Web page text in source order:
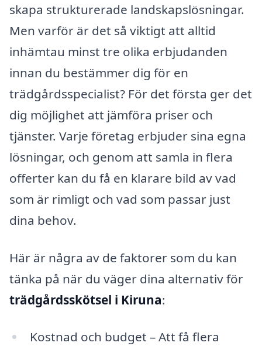
skapa strukturerade landskapslösningar.
Men varför är det så viktigt att alltid
inhämtau minst tre olika erbjudanden
innan du bestämmer dig för en
trädgårdsspecialist? För det första ger det
dig möjlighet att jämföra priser och
tjänster. Varje företag erbjuder sina egna
lösningar, och genom att samla in flera
offerter kan du få en klarare bild av vad
som är rimligt och vad som passar just
dina behov.
Här är några av de faktorer som du kan
tänka på när du väger dina alternativ för
trädgårdsskötsel i Kiruna:
Kostnad och budget – Att få flera